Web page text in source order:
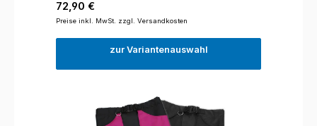
Regulärer Preis:
72,90 €
Preise inkl. MwSt. zzgl. Versandkosten
zur Variantenauswahl